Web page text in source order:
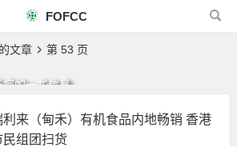
FOFCC
文章 第 53 页
您的一些信息
利来（甸禾）有机食品内地畅销 香港
民组团扫货